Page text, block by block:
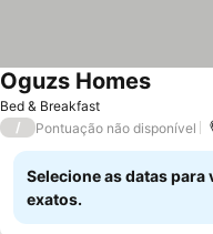
Bed & Breakfast
Oguzs Homes
/ Pontuação não disponível
Selecione as datas para
exatos.